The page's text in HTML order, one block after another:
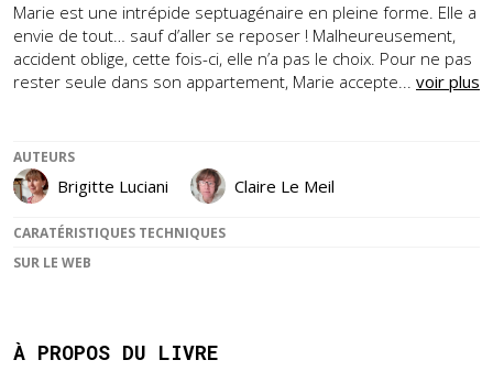
Marie est une intrépide septuagénaire en pleine forme. Elle a
envie de tout… sauf d’aller se reposer ! Malheureusement,
accident oblige, cette fois-ci, elle n’a pas le choix. Pour ne pas
rester seule dans son appartement, Marie accepte... voir plus
AUTEURS
Brigitte Luciani Claire Le Meil
CARATÉRISTIQUES TECHNIQUES
SUR LE WEB
À PROPOS DU LIVRE